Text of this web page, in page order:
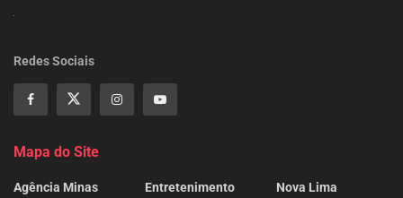
Redes Sociais
Mapa do Site
Agência Minas
Entretenimento
Nova Lima